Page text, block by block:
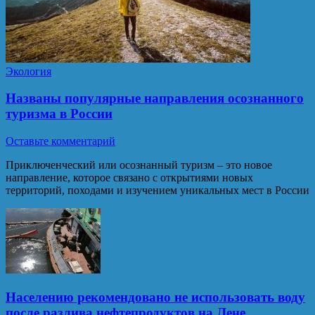
Экология
Названы популярные направления осознанного
туризма в России
Оставьте комментарий
Приключенческий или осознанный туризм – это новое
направление, которое связано с открытиями новых
территорий, походами и изучением уникальных мест в России
Населению рекомендовано не использовать воду